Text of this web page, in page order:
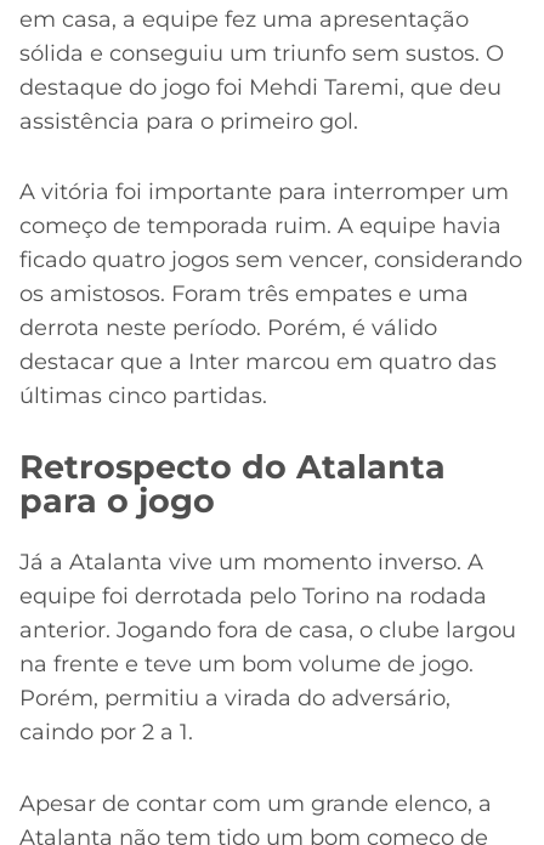
em casa, a equipe fez uma apresentação
sólida e conseguiu um triunfo sem sustos. O
destaque do jogo foi Mehdi Taremi, que deu
assistência para o primeiro gol.
A vitória foi importante para interromper um
começo de temporada ruim. A equipe havia
ficado quatro jogos sem vencer, considerando
os amistosos. Foram três empates e uma
derrota neste período. Porém, é válido
destacar que a Inter marcou em quatro das
últimas cinco partidas.
Retrospecto do Atalanta
para o jogo
Já a Atalanta vive um momento inverso. A
equipe foi derrotada pelo Torino na rodada
anterior. Jogando fora de casa, o clube largou
na frente e teve um bom volume de jogo.
Porém, permitiu a virada do adversário,
caindo por 2 a 1.
Apesar de contar com um grande elenco, a
Atalanta não tem tido um bom começo de